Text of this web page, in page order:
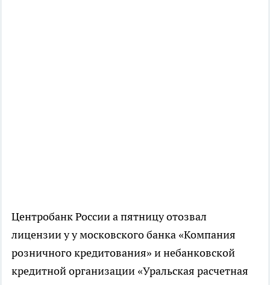
Центробанк России а пятницу отозвал
лицензии у у московского банка «Компания
розничного кредитования» и небанковской
кредитной организации «Уральская расчетная